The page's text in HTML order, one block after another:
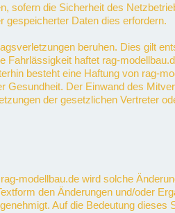
sofern die Sicherheit des
gespeicherter Daten dies erfordern.
beruhen. Dies gilt
haftet rag-
besteht eine Haftung von rag-
Der Einwand des
der gesetzlichen Vertreter
modellbau.de wird solche
den Änderungen und/oder
Auf die Bedeutung dieses